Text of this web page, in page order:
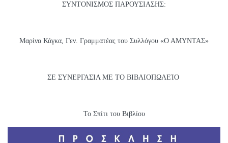
ΣΥΝΤΟΝΙΣΜΟΣ ΠΑΡΟΥΣΙΑΣΗΣ:
Μαρίνα Κάγκα, Γεν. Γραμματέας του Συλλόγου «Ο ΑΜΥΝΤΑΣ»
ΣΕ ΣΥΝΕΡΓΑΣΙΑ ΜΕ ΤΟ ΒΙΒΛΙΟΠΩΛΕΊΟ
Το Σπίτι του Βιβλίου